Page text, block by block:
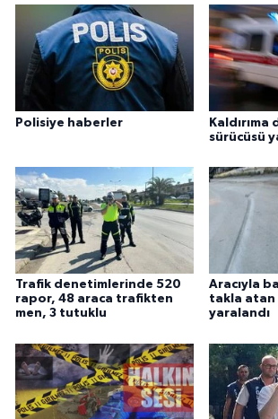
Polisiye haberler
sürücüsü
Trafik denetimlerinde 520
rapor, 48 araca trafikten
men, 3 tutuklu
Aracıyla
takla atan
yaralandı